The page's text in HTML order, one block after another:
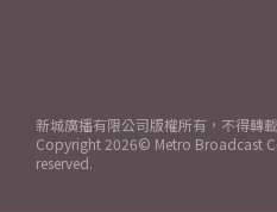
新城廣播有限公司版權所有，不得轉載
Copyright 2026© Metro Broadcast
reserved.